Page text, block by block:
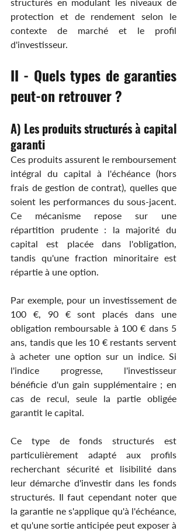
protection et de rendement selon le
contexte de marché et le profil
d'investisseur.
II - Quels types de garanties
peut-on retrouver ?
A) Les produits structurés à capital
garanti
Ces produits assurent le remboursement
intégral du capital à l'échéance (hors
frais de gestion de contrat), quelles que
soient les performances du sous-jacent.
Ce mécanisme repose sur une
répartition prudente : la majorité du
capital est placée dans l'obligation,
tandis qu'une fraction minoritaire est
répartie à une option.
Par exemple, pour un investissement de
100 €, 90 € sont placés dans une
obligation remboursable à 100 € dans 5
ans, tandis que les 10 € restants servent
à acheter une option sur un indice. Si
l'indice progresse, l'investisseur
bénéficie d'un gain supplémentaire ; en
cas de recul, seule la partie obligée
garantit le capital.
Ce type de fonds structurés est
particulièrement adapté aux profils
recherchant sécurité et lisibilité dans
leur démarche d'investir dans les fonds
structurés. Il faut cependant noter que
la garantie ne s'applique qu'à l'échéance,
et qu'une sortie anticipée peut exposer à